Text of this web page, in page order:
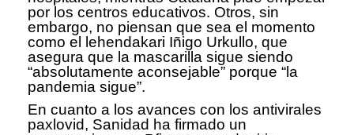
por los centros educativos. Otros, sin
embargo, no piensan que sea el momento
como el lehendakari Iñigo Urkullo, que
asegura que la mascarilla sigue siendo
“absolutamente aconsejable” porque “la
pandemia sigue”.
En cuanto a los avances con los antivirales
paxlovid, Sanidad ha firmado un